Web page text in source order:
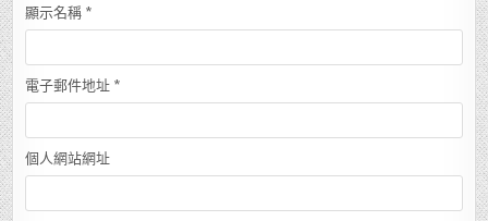
顯示名稱 *
電子郵件地址 *
個人網站網址